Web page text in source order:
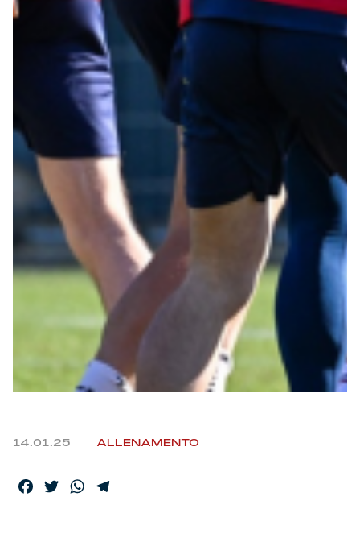
Robe di Kappa x Genoa
Vintage Collection
Red&Blue Voices
Kids
Accessori
Party
Caffè Boasi x Genoa
Helan x Genoa
Isolani x Genoa
Gift Card Online Store
14.01.25 ALLENAMENTO
Facebook
TwitterWhatsApp